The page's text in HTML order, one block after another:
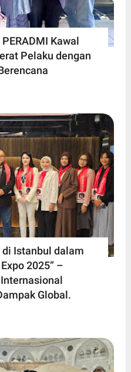
Kawal
Pelaku dengan
Istanbul dalam
2025” –
Global.